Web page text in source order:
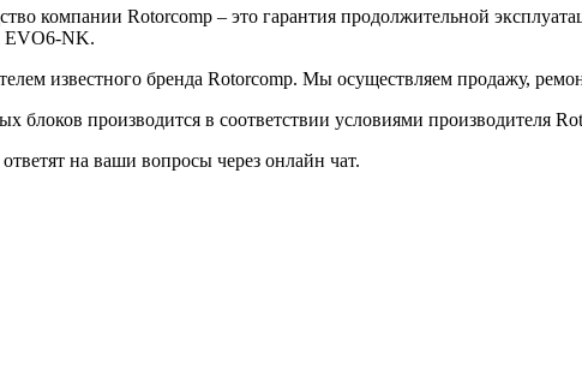
компании Rotorcomp – это гарантия продолжительной
EVO6-NK.
известного бренда Rotorcomp. Мы осуществляем продажу,
блоков производится в соответствии условиями производителя
на ваши вопросы через онлайн чат.